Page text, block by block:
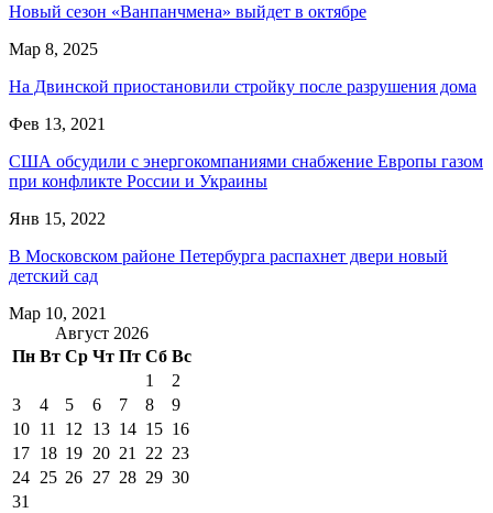
Новый сезон «Ванпанчмена» выйдет в октябре
Мар 8, 2025
На Двинской приостановили стройку после разрушения дома
Фев 13, 2021
США обсудили с энергокомпаниями снабжение Европы газом
при конфликте России и Украины
Янв 15, 2022
В Московском районе Петербурга распахнет двери новый
детский сад
Мар 10, 2021
Август 2026
Пн Вт Ср Чт Пт Сб Вс
1
2
3
4 5 6 7 8
9
10 11 12 13 14 15 16
17 18 19 20 21 22 23
24 25 26 27 28 29 30
31